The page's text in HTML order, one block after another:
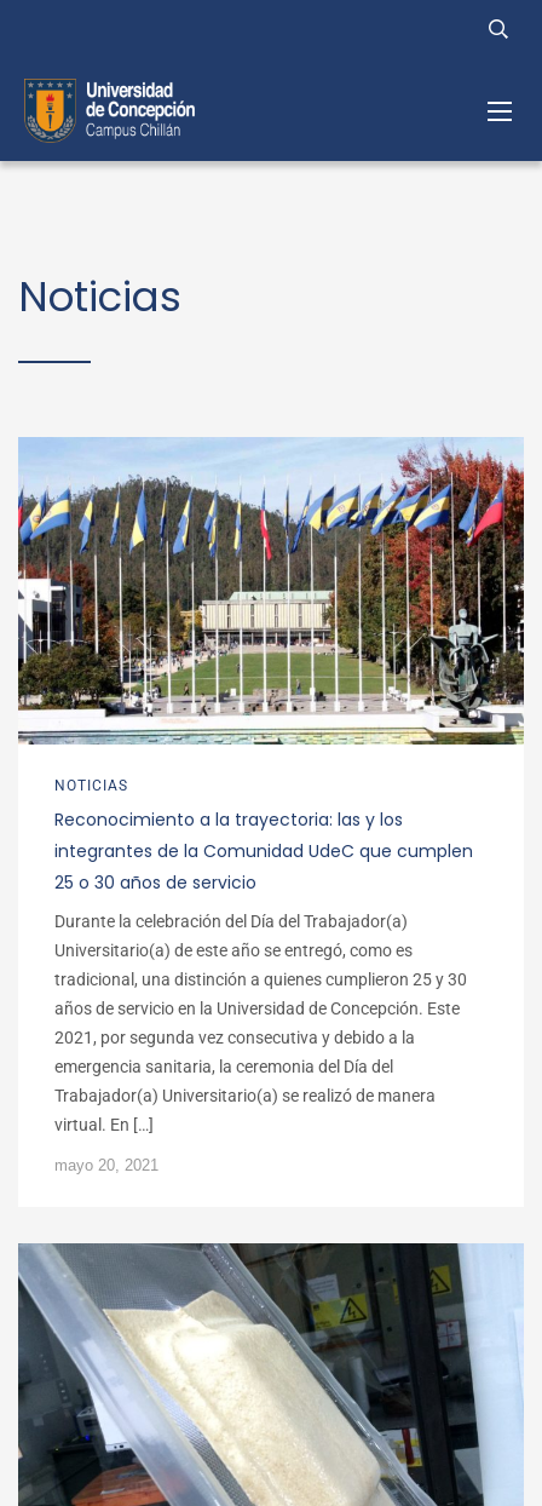
Noticias
NOTICIAS
Reconocimiento a la trayectoria: las y los
integrantes de la Comunidad UdeC que cumplen
25 o 30 años de servicio
Durante la celebración del Día del Trabajador(a)
Universitario(a) de este año se entregó, como es
tradicional, una distinción a quienes cumplieron 25 y 30
años de servicio en la Universidad de Concepción. Este
2021, por segunda vez consecutiva y debido a la
emergencia sanitaria, la ceremonia del Día del
Trabajador(a) Universitario(a) se realizó de manera
virtual. En […]
mayo 20, 2021